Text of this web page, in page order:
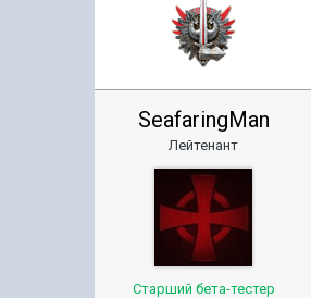
SeafaringMan
Лейтенант
Старший бета-тестер